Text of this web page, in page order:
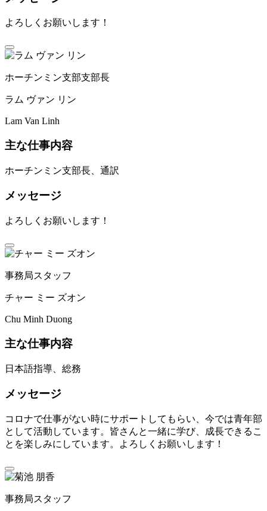
よろしくお願いします！
ホーチンミン支部支部長
ラム ヴァン リン
Lam Van Linh
主な仕事内容
ホーチンミン支部長、通訳
メッセージ
よろしくお願いします！
事務局スタッフ
チャー ミー ズオン
Chu Minh Duong
主な仕事内容
日本語指導、総務
メッセージ
コロナで仕事がない時にサポートしてもらい、今では青年部
として活動しています。皆さんと一緒に学び、成長できるこ
とを楽しみにしています。よろしくお願いします！
事務局スタッフ